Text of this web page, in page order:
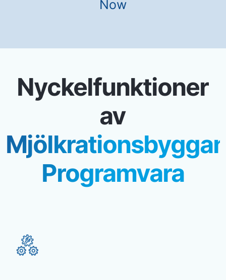
Now
Nyckelfunktioner
av
Programvara